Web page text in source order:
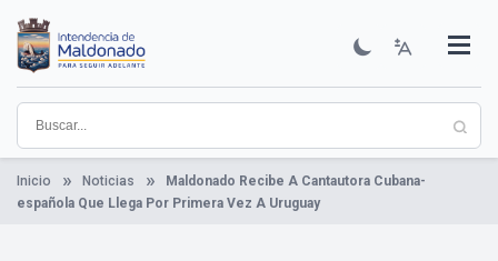
contenido
principal
Institucional
Municipios
Descubre Maldonado
Comunicación
Servicios
Guía De Trámites
Ver Noticias
Inicio Noticias
Maldonado Recibe A Cantautora Cubana-
española Que Llega Por Primera Vez A Uruguay